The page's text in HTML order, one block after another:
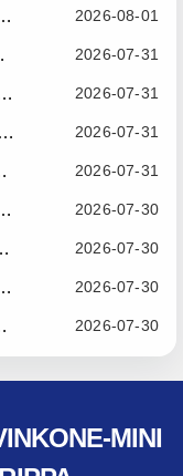
2026-08-01
2026 In Brazil
2026-07-31
2026-07-31
Wheel Loaders For Construction, Agriculture, And Material Handling
2026-07-31
RIPPA RS06-3 Radiator And Fan Upgrade — Effective July 10, 2026
2026-07-31
July 15, 2026
2026-07-30
Compact Machine Is Better For Your Business?
2026-07-30
Efficient Material Handling
2026-07-30
Optimization — Effective July 15, 2026
2026-07-30
July 22, 2026
MINI